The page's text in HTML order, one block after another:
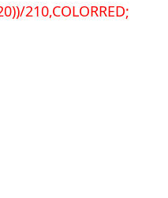
210,COLORRED;